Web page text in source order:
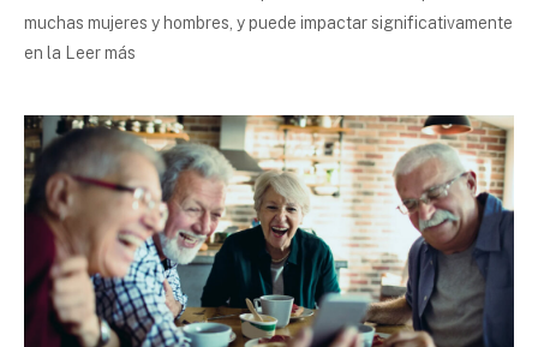
muchas mujeres y hombres, y puede impactar significativamente
en la
Leer más